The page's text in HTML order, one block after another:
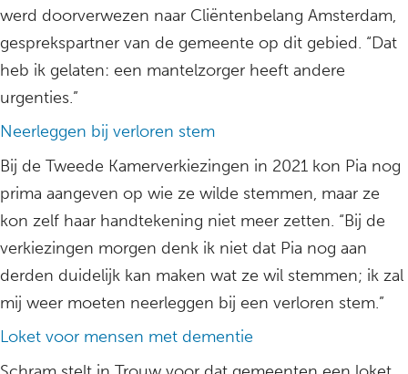
werd doorverwezen naar Cliëntenbelang Amsterdam,
gesprekspartner van de gemeente op dit gebied. “Dat
heb ik gelaten: een mantelzorger heeft andere
urgenties.”
Neerleggen bij verloren stem
Bij de Tweede Kamerverkiezingen in 2021 kon Pia nog
prima aangeven op wie ze wilde stemmen, maar ze
kon zelf haar handtekening niet meer zetten. “Bij de
verkiezingen morgen denk ik niet dat Pia nog aan
derden duidelijk kan maken wat ze wil stemmen; ik zal
mij weer moeten neerleggen bij een verloren stem.”
Loket voor mensen met dementie